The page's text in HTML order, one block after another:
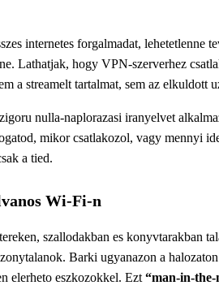
internetes forgalmadat, lehetetlenne
Lathatjak, hogy VPN-szerverhez
a streamelt tartalmat, sem az elkuldott
nulla-naplorazasi iranyelvet
mikor csatlakozol, vagy mennyi
a tied.
Wi-Fi-n
szallodakban es konyvtarakban
Barki ugyanazon a
elerheto eszkozokkel. Ezt “man-in-the-